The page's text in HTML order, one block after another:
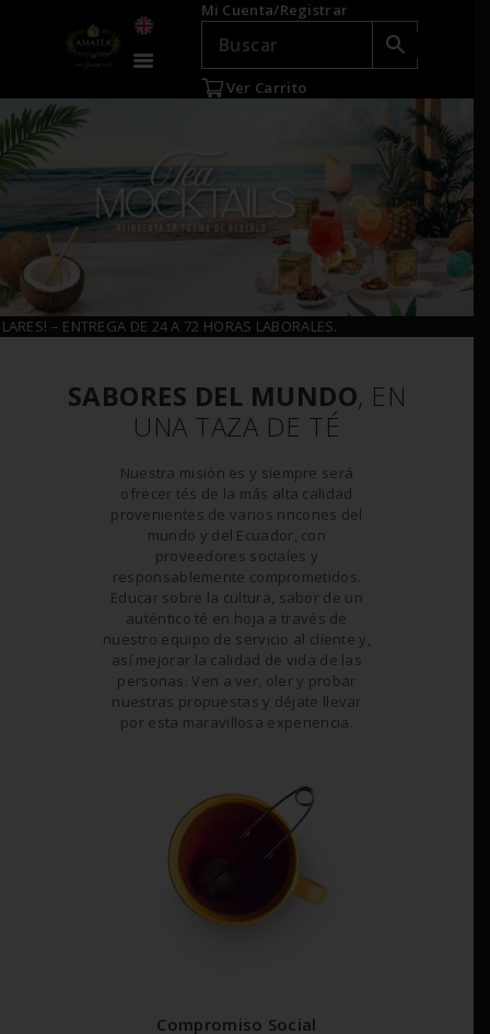
Mi Cuenta/Registrar
Ver Carrito
TÉ E INFUSIONES
ACCESORIOS
REGALOS
OFERTAS
VENTAS AL POR
24 A 72 HORAS LABORALES.
SABORES DEL MUNDO, EN
UNA TAZA DE TÉ
Nuestra misión es y siempre será
ofrecer tés de la más alta calidad
provenientes de varios rincones del
mundo y del Ecuador, con
proveedores sociales y
responsablemente comprometidos.
Educar sobre la cultura, sabor de un
auténtico té en hoja a través de
nuestro equipo de servicio al cliente y,
así mejorar la calidad de vida de las
personas. Ven a ver, oler y probar
nuestras propuestas y déjate llevar
por esta maravillosa experiencia.
Compromiso Social